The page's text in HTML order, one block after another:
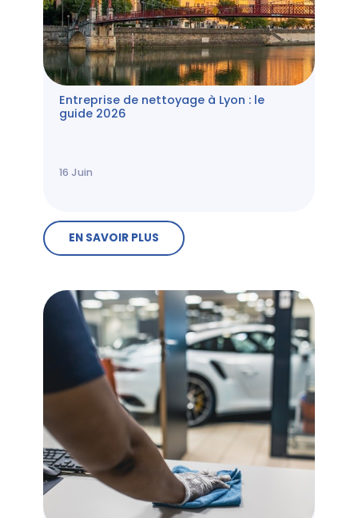
Entreprise de nettoyage à Lyon : le
guide 2026
16 Juin
EN SAVOIR PLUS